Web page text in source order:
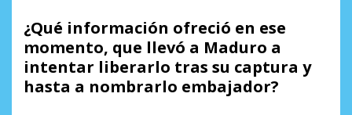
¿Qué información ofreció en ese
momento, que llevó a Maduro a
intentar liberarlo tras su captura y
hasta a nombrarlo embajador?